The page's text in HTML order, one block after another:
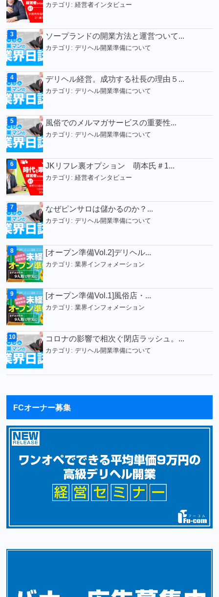
カテゴリ:経営者インタビュー
ソープランドの開業方法と運営ついて...
カテゴリ:デリヘル開業準備について
デリヘル経営。成功する社長の理由５...
カテゴリ:デリヘル開業準備について
風俗でのメルマガサービスの重要性...
カテゴリ:デリヘル開業準備について
JKリフレ裏オプション 萌本氏＃1...
カテゴリ:経営者インタビュー
なぜピンサロは儲かるのか？...
カテゴリ:デリヘル開業準備について
[オープン準備Vol.2]デリヘル...
カテゴリ:業界インフォメーション
[オープン準備Vol.1]風俗店・...
カテゴリ:業界インフォメーション
コロナの影響で相次ぐ閉店ラッシュ。...
カテゴリ:デリヘル開業準備について
FCオーナー募集